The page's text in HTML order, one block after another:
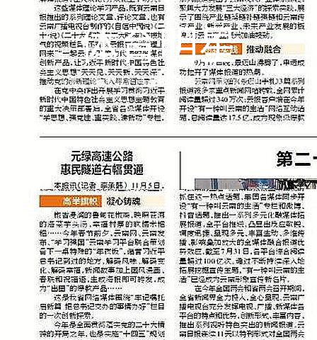
体育明星
冰雪之约亚洲冬季运动会点燃激情与梦想